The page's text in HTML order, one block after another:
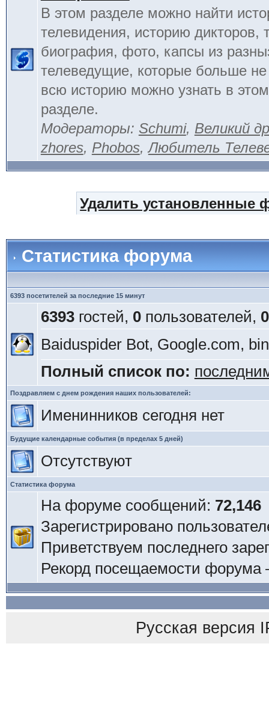
В этом разделе можно найти
телевидения, историю дикторов,
биография, фото, капсы из
телеведущие, которые больше
всю историю можно узнать в
разделе.
Модераторы: Schumi, Великий
zhores, Phobos,Любитель
Удалить установленные
Статистика форума
6393 посетителей за последние 15 минут
6393гостей, 0пользователей, 0
Baiduspider Bot, Google.com,
Полный список по:
Поздравляем с днем рождения наших пользователей:
Именинников сегодня нет
Будущие календарные события (в пределах 5 дней)
Отсутствуют
Статистика форума
На форуме сообщений: 72,146
Зарегистрировано
Приветствуем последнего
Рекорд посещаемости
Русская версия